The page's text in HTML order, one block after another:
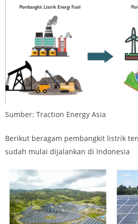
Sumber: Traction Energy Asia
Berikut beragam pembangkit listrik
sudah mulai dijalankan di Indonesia